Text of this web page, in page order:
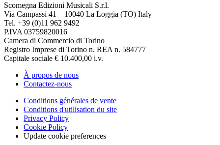
Scomegna Edizioni Musicali S.r.l.
Via Campassi 41 – 10040 La Loggia (TO) Italy
Tel. +39 (0)11 962 9492
P.IVA 03759820016
Camera di Commercio di Torino
Registro Imprese di Torino n. REA n. 584777
Capitale sociale € 10.400,00 i.v.
À propos de nous
Contactez-nous
Conditions générales de vente
Conditions d'utilisation du site
Privacy Policy
Cookie Policy
Update cookie preferences